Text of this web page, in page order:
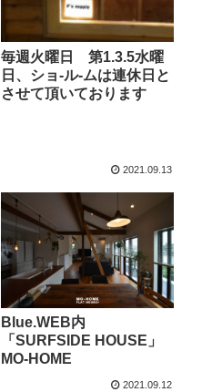
毎週火曜日 第1.3.5水曜
日、ショ-ル-ムは連休日と
させて頂いております
2021.09.13
Blue.WEB内
「SURFSIDE HOUSE」
MO-HOME
2021.09.12